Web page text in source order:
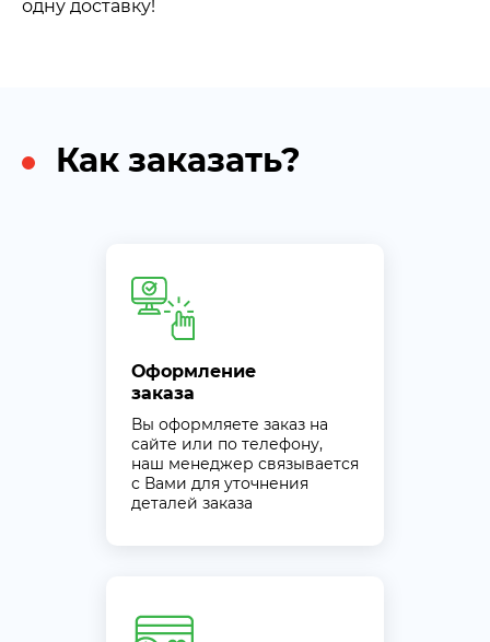
одну доставку!
Как заказать?
Оформление
заказа
Вы оформляете заказ на
сайте или по телефону,
наш менеджер связывается
с Вами для уточнения
деталей заказа